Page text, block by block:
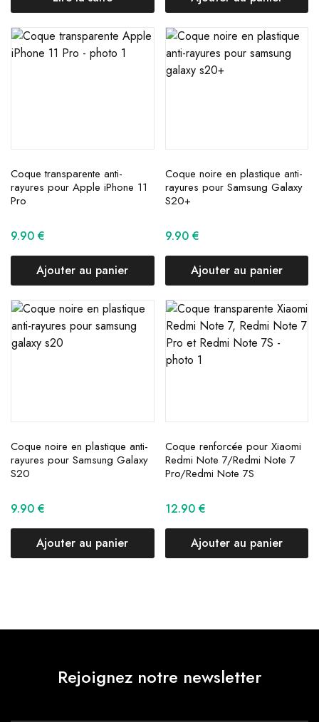
Coque transparente anti-
rayures pour Apple iPhone 11
Pro
9.90 €
Ajouter au panier
Coque noire en plastique anti-
rayures pour Samsung Galaxy
S20+
9.90 €
Ajouter au panier
Coque noire en plastique anti-
rayures pour Samsung Galaxy
S20
9.90 €
Ajouter au panier
Coque renforcée pour Xiaomi
Redmi Note 7/Redmi Note 7
Pro/Redmi Note 7S
12.90 €
Ajouter au panier
Rejoignez notre newsletter